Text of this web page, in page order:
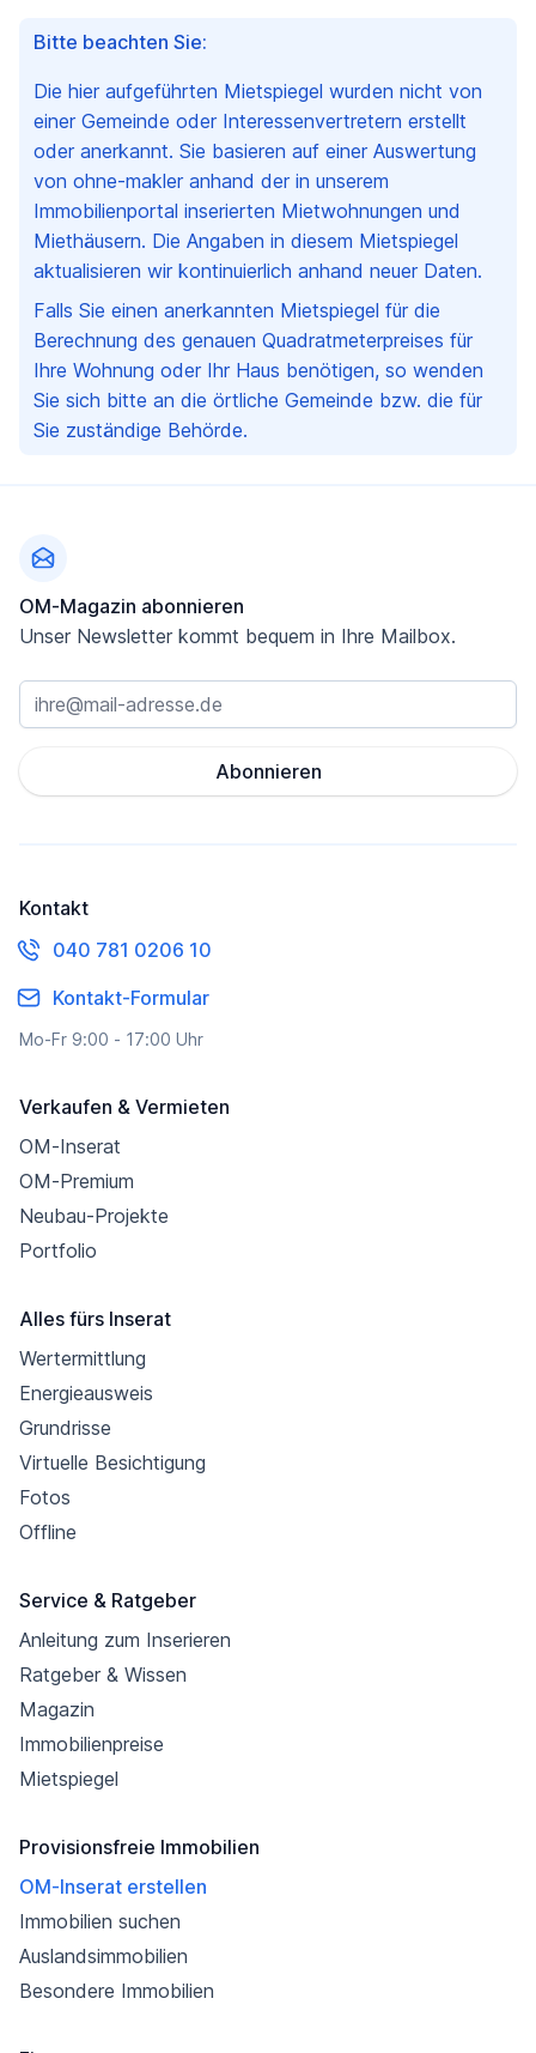
Bitte beachten Sie:
Die hier aufgeführten Mietspiegel wurden nicht von
einer Gemeinde oder Interessenvertretern erstellt
oder anerkannt. Sie basieren auf einer Auswertung
von ohne-makler anhand der in unserem
Immobilienportal inserierten Mietwohnungen und
Miethäusern. Die Angaben in diesem Mietspiegel
aktualisieren wir kontinuierlich anhand neuer Daten.
Falls Sie einen anerkannten Mietspiegel für die
Berechnung des genauen Quadratmeterpreises für
Ihre Wohnung oder Ihr Haus benötigen, so wenden
Sie sich bitte an die örtliche Gemeinde bzw. die für
Sie zuständige Behörde.
OM-Magazin abonnieren
Unser Newsletter kommt bequem in Ihre Mailbox.
Abonnieren
Kontakt
040 781 0206 10
Kontakt-Formular
Mo-Fr 9:00 - 17:00 Uhr
Verkaufen & Vermieten
OM-Inserat
OM-Premium
Neubau-Projekte
Portfolio
Alles fürs Inserat
Wertermittlung
Energieausweis
Grundrisse
Virtuelle Besichtigung
Fotos
Offline
Service & Ratgeber
Anleitung zum Inserieren
Ratgeber & Wissen
Magazin
Immobilienpreise
Mietspiegel
Provisionsfreie Immobilien
OM-Inserat erstellen
Immobilien suchen
Auslandsimmobilien
Besondere Immobilien